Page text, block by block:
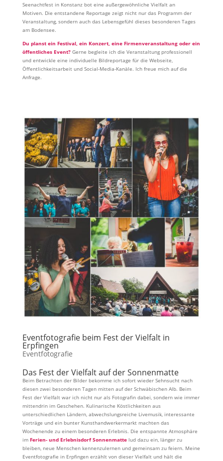
Seenachtfest in Konstanz bot eine außergewöhnliche Vielfalt an
Motiven. Die entstandene Reportage zeigt nicht nur das Programm der
Veranstaltung, sondern auch das Lebensgefühl dieses besonderen Tages
am Bodensee.
Du planst ein Festival, ein Konzert, eine Firmenveranstaltung oder ein
öffentliches Event?Gerne begleite ich die Veranstaltung professionell
und entwickle eine individuelle Bildreportage für die Webseite,
Öffentlichkeitsarbeit und Social-Media-Kanäle. Ich freue mich auf die
Anfrage.
Eventfotografie beim Fest der Vielfalt in
Erpfingen
Eventfotografie
Das Fest der Vielfalt auf der Sonnenmatte
Beim Betrachten der Bilder bekomme ich sofort wieder Sehnsucht nach
diesen zwei besonderen Tagen mitten auf der Schwäbischen Alb. Beim
Fest der Vielfalt war ich nicht nur als Fotografin dabei, sondern wie immer
mittendrin im Geschehen. Kulinarische Köstlichkeiten aus
unterschiedlichen Ländern, abwechslungsreiche Livemusik, interessante
Vorträge und ein bunter Kunsthandwerkermarkt machten das
Wochenende zu einem besonderen Erlebnis. Die entspannte Atmosphäre
im Ferien- und Erlebnisdorf Sonnenmattelud dazu ein, länger zu
bleiben, neue Menschen kennenzulernen und gemeinsam zu feiern. Meine
Eventfotografie in Erpfingen erzählt von dieser Vielfalt und hält die